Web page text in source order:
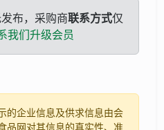
布，采购商联系方式仅
我们升级会员
的企业信息及供求信息由会
品网对其信息的真实性、准